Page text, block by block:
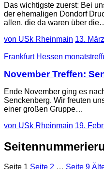
Das wichtigste zuerst: Bei
der ehemaligen Dondorf
allen, die da waren über
von USk Rheinmain 13.
Frankfurt Hessen
November Treffen:
Ende November ging es
Senckenberg. Wir freuten
einer großen Gruppe…
von USk Rheinmain 19.
Seite 1 Seite 2 … Seite 9